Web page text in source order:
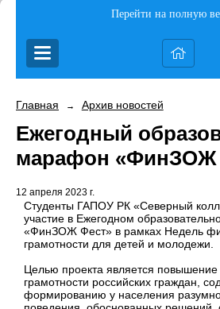
Перейти на полную
Главная → Архив новостей
Ежегодный
марафон «ФинЗОЖ
12 апреля 2023 г.
Студенты ГАПОУ РК «Северный
участие в Ежегодном
«ФинЗОЖ Фест» в рамках Недель
грамотности для детей и молодежи.
Целью проекта является
грамотности российских граждан,
формированию у населения